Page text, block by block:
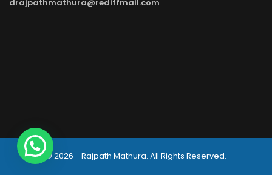
drajpathmathura@rediffmail.com
© 2026 - Rajpath Mathura. All Rights Reserved.